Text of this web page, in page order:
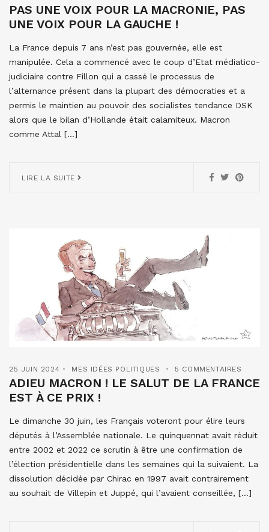
PAS UNE VOIX POUR LA MACRONIE, PAS
UNE VOIX POUR LA GAUCHE !
La France depuis 7 ans n’est pas gouvernée, elle est
manipulée. Cela a commencé avec le coup d’Etat médiatico-
judiciaire contre Fillon qui a cassé le processus de
l’alternance présent dans la plupart des démocraties et a
permis le maintien au pouvoir des socialistes tendance DSK
alors que le bilan d’Hollande était calamiteux. Macron
comme Attal […]
LIRE LA SUITE
25 JUIN 2024 MES IDÉES POLITIQUES 5 COMMENTAIRES
ADIEU MACRON ! LE SALUT DE LA FRANCE
EST À CE PRIX !
Le dimanche 30 juin, les Français voteront pour élire leurs
députés à l’Assemblée nationale. Le quinquennat avait réduit
entre 2002 et 2022 ce scrutin à être une confirmation de
l’élection présidentielle dans les semaines qui la suivaient. La
dissolution décidée par Chirac en 1997 avait contrairement
au souhait de Villepin et Juppé, qui l’avaient conseillée, […]